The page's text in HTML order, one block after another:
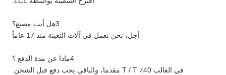
3هل أنت مصنع؟
أجل، نحن نعمل في آلات التعبئة منذ 17 عاماً
4ماذا عن مدة الدفع ؟
في الغالب 40٪ T / T مقدما، والباقي يجب دفع قبل الشحن.